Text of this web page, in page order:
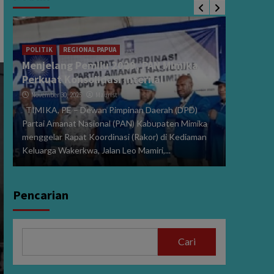
POLITIK REGIONAL PAPUA
Menjelang Pemilu 2029, PAN Mimika
Perkuat Konsolidasi Internal
November 30, 2025 Maurist
TIMIKA, PE – Dewan Pimpinan Daerah (DPD)
Partai Amanat Nasional (PAN) Kabupaten Mimika
menggelar Rapat Koordinasi (Rakor) di Kediaman
Keluarga Wakerkwa, Jalan Leo Mamiri,...
Pencarian
Cari